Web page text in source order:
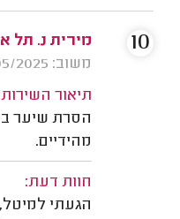
מירית נ. תל
משוב: 30/05/2025
תיאור
הסרת שיער
מהידיים.
חוות דעת:
הגעתי
10